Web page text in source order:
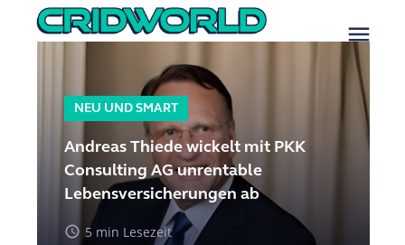
menu
NEU UND SMART
Andreas Thiede wickelt mit PKK
Consulting AG unrentable
Lebensversicherungen ab
access_time 5 min Lesezeit